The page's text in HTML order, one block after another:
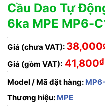
Cầu Dao Tự
6ka MPE MP6-
Giá (chưa VAT): 38,000
Giá (gồm VAT): 41,800₫
Model / Mã đặt hàng:
Thương hiệu: MPE